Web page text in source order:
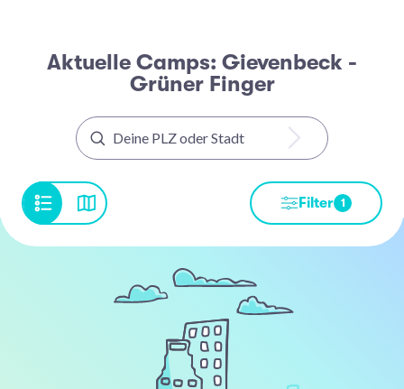
Aktuelle Camps: Gievenbeck -
Grüner Finger
Filter 1